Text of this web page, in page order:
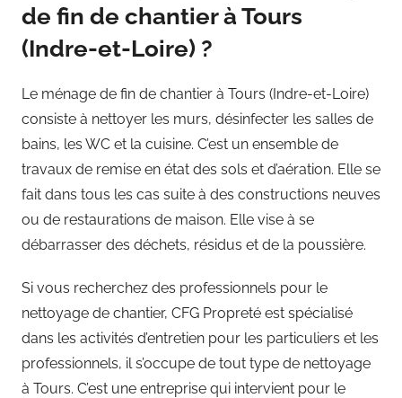
de fin de chantier à Tours
(Indre-et-Loire) ?
Le ménage de fin de chantier à Tours (Indre-et-Loire)
consiste à nettoyer les murs, désinfecter les salles de
bains, les WC et la cuisine. C’est un ensemble de
travaux de remise en état des sols et d’aération. Elle se
fait dans tous les cas suite à des constructions neuves
ou de restaurations de maison. Elle vise à se
débarrasser des déchets, résidus et de la poussière.
Si vous recherchez des professionnels pour le
nettoyage de chantier, CFG Propreté est spécialisé
dans les activités d’entretien pour les particuliers et les
professionnels, il s’occupe de tout type de nettoyage
à Tours. C’est une entreprise qui intervient pour le